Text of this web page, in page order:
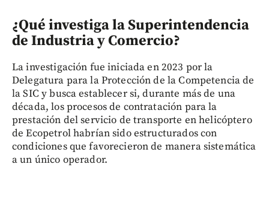
¿Qué investiga la Superintendencia
de Industria y Comercio?
La investigación fue iniciada en 2023 por la
Delegatura para la Protección de la Competencia de
la SIC y busca establecer si, durante más de una
década, los procesos de contratación para la
prestación del servicio de transporte en helicóptero
de Ecopetrol habrían sido estructurados con
condiciones que favorecieron de manera sistemática
a un único operador.